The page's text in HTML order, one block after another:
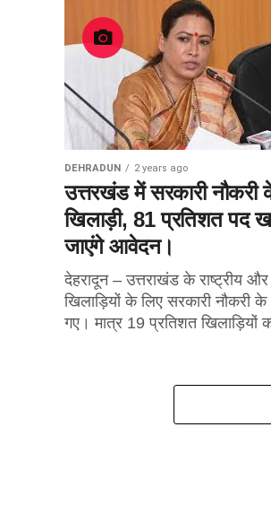
DEHRADUN 2 years ago
उत्तरखंड में सरकारी नौकरी
खिलाड़ी, 81 प्रतिशत पद
जाएंगे आवेदन।
देहरादून – उत्तराखंड के राष्ट्रीय
खिलाड़ियों के लिए सरकारी नौकरी
गए। मात्र 19 प्रतिशत खिलाड़ियों